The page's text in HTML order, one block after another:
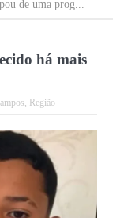
de uma prog...
há mais
, Região